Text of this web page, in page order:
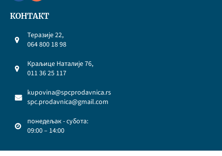
КОНТАКТ
Теразије 22,
064 800 18 98
Краљице Наталије 76,
011 36 25 117
kupovina@spcprodavnica.rs
spc.prodavnica@gmail.com
понедељак - субота:
09:00 – 14:00